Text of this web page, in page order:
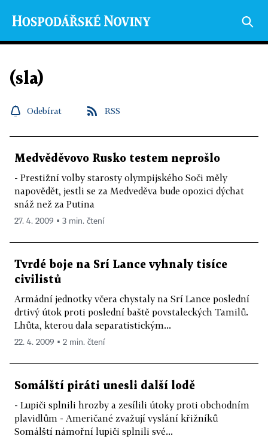
(sla)
Odebírat RSS
Medvěděvovo Rusko testem neprošlo
- Prestižní volby starosty olympijského Soči měly
napovědět, jestli se za Medveděva bude opozici dýchat
snáž než za Putina
27. 4. 2009 ▪ 3 min. čtení
Tvrdé boje na Srí Lance vyhnaly tisíce
civilistů
Armádní jednotky včera chystaly na Srí Lance poslední
drtivý útok proti poslední baště povstaleckých Tamilů.
Lhůta, kterou dala separatistickým...
22. 4. 2009 ▪ 2 min. čtení
Somálští piráti unesli další lodě
- Lupiči splnili hrozby a zesílili útoky proti obchodním
plavidlům - Američané zvažují vyslání křižníků
Somálští námořní lupiči splnili své...